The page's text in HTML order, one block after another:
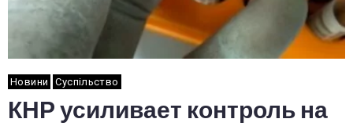
Новини Суспільство
КНР усиливает контроль на